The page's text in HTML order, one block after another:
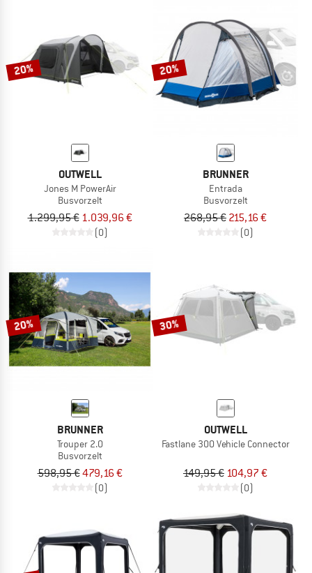
20%
OUTWELL
Jones M PowerAir
Busvorzelt
1.299,95 € 1.039,96 €
(0)
20%
BRUNNER
Entrada
Busvorzelt
268,95 € 215,16 €
(0)
20%
BRUNNER
Trouper 2.0
Busvorzelt
598,95 €479,16 €
(0)
30%
OUTWELL
Fastlane 300 Vehicle Connector
149,95 € 104,97 €
(0)